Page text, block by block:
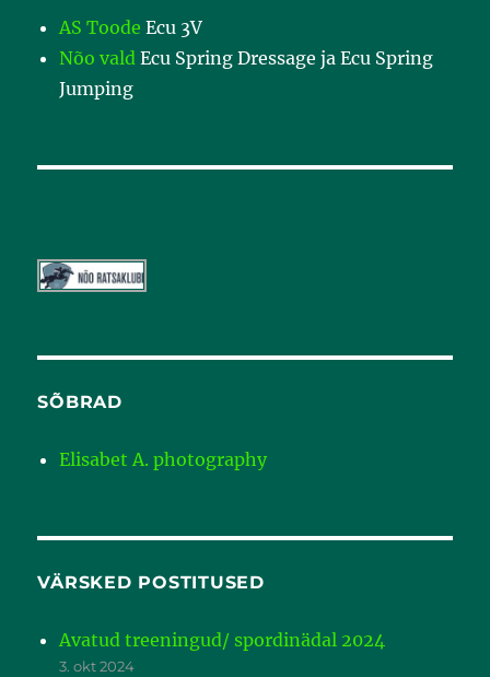
AS Toode Ecu 3V
Nõo vald Ecu Spring Dressage ja Ecu Spring
Jumping
SÕBRAD
Elisabet A. photography
VÄRSKED POSTITUSED
Avatud treeningud/ spordinädal 2024
3. okt 2024